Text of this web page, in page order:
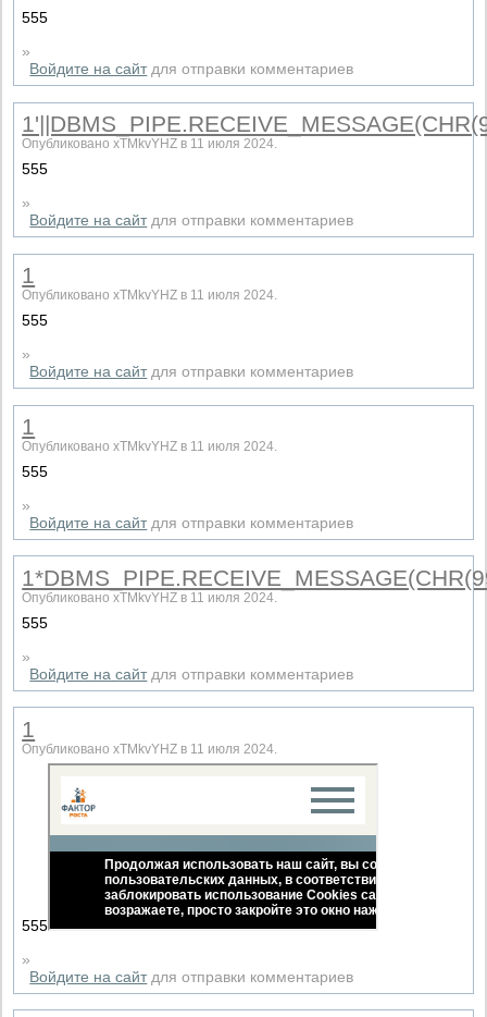
555
»
Войдите на сайтдля отправки комментариев
Опубликовано xTMkvYHZ в 11 июля 2024.
555
»
Войдите на сайтдля отправки комментариев
1
Опубликовано xTMkvYHZ в 11 июля 2024.
555
»
Войдите на сайтдля отправки комментариев
1
Опубликовано xTMkvYHZ в 11 июля 2024.
555
»
Войдите на сайтдля отправки комментариев
Опубликовано xTMkvYHZ в 11 июля 2024.
555
»
Войдите на сайтдля отправки комментариев
1
Опубликовано xTMkvYHZ в 11 июля 2024.
555
»
Войдите на сайтдля отправки комментариев